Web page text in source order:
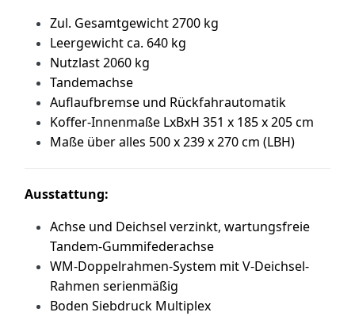
Zul. Gesamtgewicht 2700 kg
Leergewicht ca. 640 kg
Nutzlast 2060 kg
Tandemachse
Auflaufbremse und Rückfahrautomatik
Koffer-Innenmaße LxBxH 351 x 185 x 205 cm
Maße über alles 500 x 239 x 270 cm (LBH)
Ausstattung:
Achse und Deichsel verzinkt, wartungsfreie
Tandem-Gummifederachse
WM-Doppelrahmen-System mit V-Deichsel-
Rahmen serienmäßig
Boden Siebdruck Multiplex